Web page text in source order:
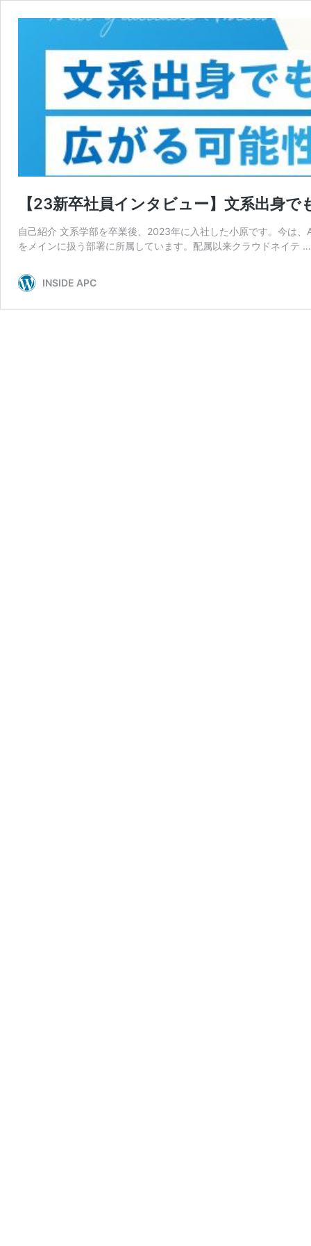
【23新卒社員インタビュー】文系出身
自己紹介 文系学部を卒業後、2023年に入社した小原です。今は
をメインに扱う部署に所属しています。配属以来クラウドネイテ
INSIDE APC